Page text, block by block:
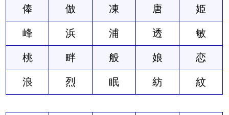
俸 倣 凍 唐 姫
峰 浜 浦 透 敏
桃 畔 般 娘 恋
浪 烈 眠 紡 紋